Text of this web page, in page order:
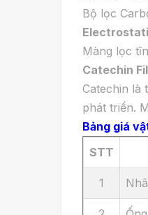
Bộ lọc
Màng lọc
Catechin
Catechin là
phát triển.
Bảng giá
STT
1